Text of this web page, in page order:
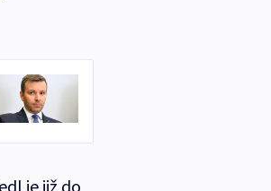
je již do